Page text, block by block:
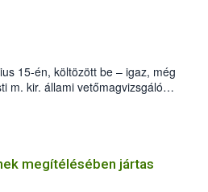
15-én, költözött be – igaz, még
m. kir. állami vetőmagvizsgáló
szám alatti, Czigler Győző által
megítélésében jártas